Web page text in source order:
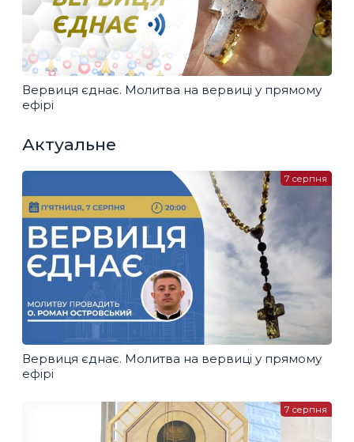
Вервиця єднає. Молитва на вервиці у прямому
ефірі
Актуальне
Вервиця єднає. Молитва на вервиці у прямому
ефірі
7 серпня
7 серпня